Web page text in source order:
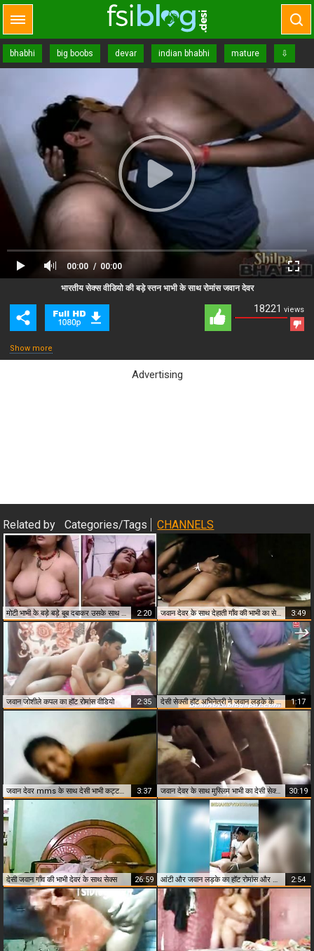
bhabhi big boobs devar indian bhabhi mature
⇩
00:00 00:00
Close Ad
18221 views
भारतीय सेक्स वीडियो की बड़े स्तन भाभी के साथ रोमांस जवान देवर
Show more
Advertising
Related by Categories/Tags CHANNELS
मोटी भाभी के बड़े बड़े बूब दबाकर उसके साथ हॉट रोमांस करता देवर 2:20 जवान देवर के साथ देहाती गाँव की भाभी का सेक्स वीडियो 3:49
जवान जोशीले कपल का हॉट रोमांस वीडियो 2:35 देसी सेक्सी हॉट अभिनेत्री ने जवान लड़के के साथ किया रोमांस 1:17
जवान देवर mms के साथ देसी भाभी कट्टर सेक्स मज़ा 3:37 जवान देवर के साथ मुस्लिम भाभी का देसी सेक्स mms leaked 30:19
देसी जवान गाँव की भाभी देवर के साथ सेक्स 26:59 आंटी और जवान लड़के का हॉट रोमांस और चुदाई 2:54